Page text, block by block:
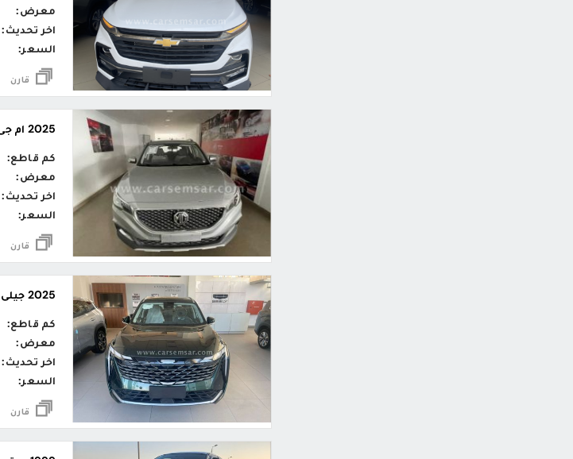
معرض:
اخر تحديث:
السعر:
قارن
2025 ام جي زد اس 1.5
كم قاطع:
معرض:
اخر تحديث:
السعر:
قارن
2025 جيلي ستارراي
كم قاطع:
معرض:
اخر تحديث:
السعر:
قارن